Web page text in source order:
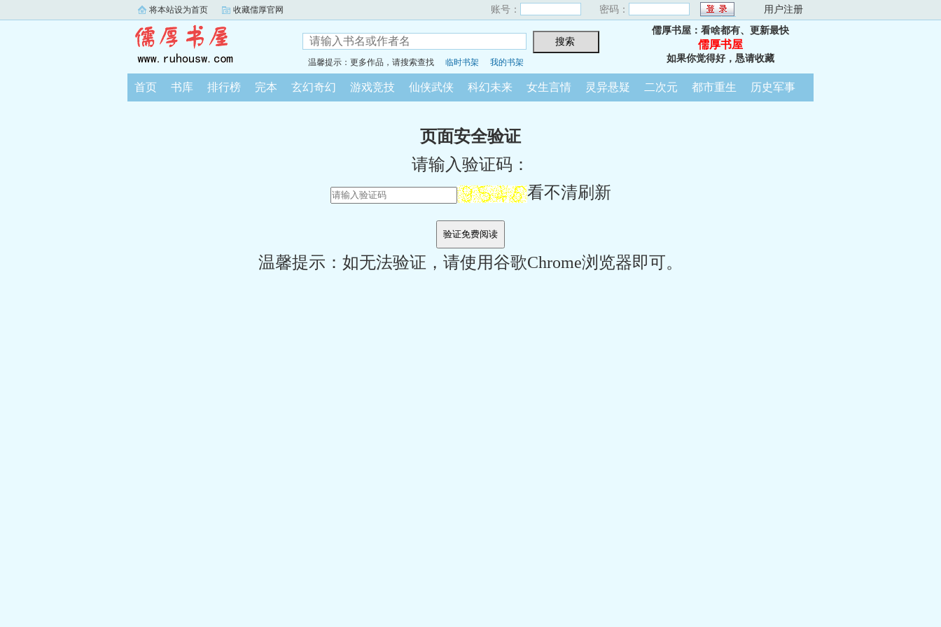
将本站设为首页 收藏儒厚官网 账号： 密码： 用户注册
温馨提示：更多作品，请搜索查找 临时书架 我的书架
儒厚书屋：看啥都有、更新最快
儒厚书屋
如果你觉得好，恳请收藏
首页 书库 排行榜 完本 玄幻奇幻 游戏竞技 仙侠武侠 科幻未来 女生言情 灵异悬疑 二次元 都市重生 历史军事
页面安全验证
请输入验证码：
看不清刷新
温馨提示：如无法验证，请使用谷歌Chrome浏览器即可。